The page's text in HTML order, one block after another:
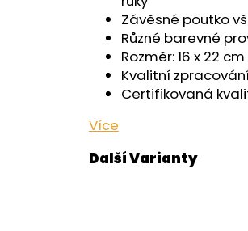
Závěsné poutko
Různé barevné
Rozměr: 16 x 22 cm
Kvalitní
Certifikovaná
Více
599 Kč